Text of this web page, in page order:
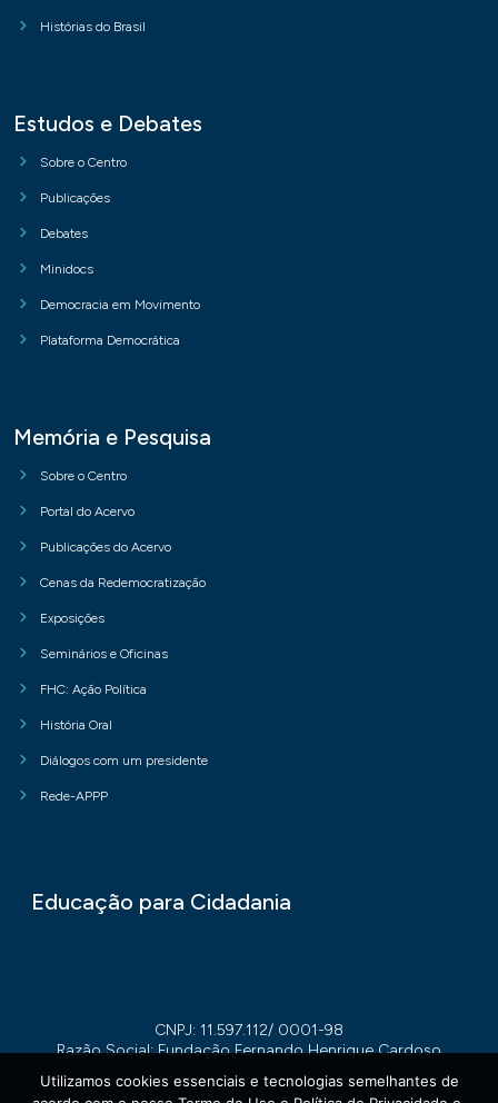
Histórias do Brasil
Estudos e Debates
Sobre o Centro
Publicações
Debates
Minidocs
Democracia em Movimento
Plataforma Democrática
Memória e Pesquisa
Sobre o Centro
Portal do Acervo
Publicações do Acervo
Cenas da Redemocratização
Exposições
Seminários e Oficinas
FHC: Ação Política
História Oral
Diálogos com um presidente
Rede-APPP
Educação para Cidadania
CNPJ: 11.597.112/ 0001-98
Razão Social: Fundação Fernando Henrique Cardoso
Utilizamos cookies essenciais e tecnologias semelhantes de